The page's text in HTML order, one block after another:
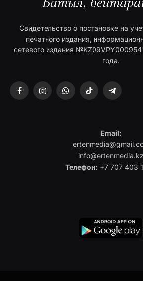
Свидетельство о постановке на
печатного издания,
сетевого издания
года.
FacebookInstagramWhatsAppTikTok Telegram
Email:
info@ertenmedia.kz
Телефон: +7 707 403